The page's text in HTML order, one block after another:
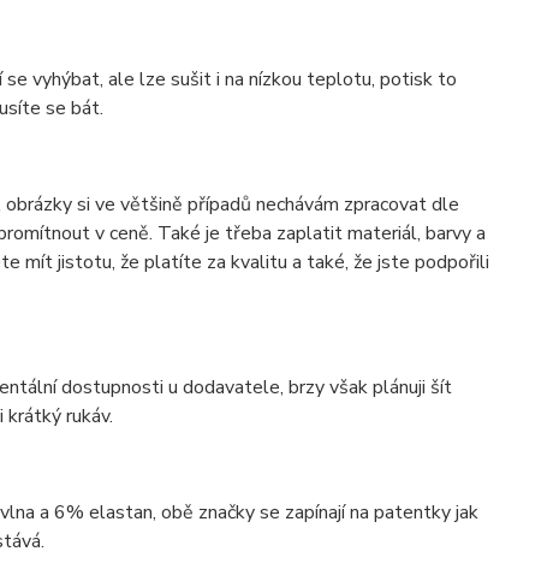
vyhýbat, ale lze sušit i na nízkou teplotu, potisk to
se bát.
si ve většině případů nechávám zpracovat dle
v ceně. Také je třeba zaplatit materiál, barvy a
mít jistotu, že platíte za kvalitu a také, že jste podpořili
dostupnosti u dodavatele, brzy však plánuji šít
rukáv.
a 6% elastan, obě značky se zapínají na patentky jak